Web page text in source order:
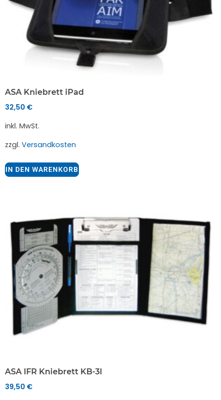
ASA Kniebrett iPad
32,50 €
inkl. MwSt.
zzgl. Versandkosten
IN DEN WARENKORB
ASA IFR Kniebrett KB-3I
39,50 €